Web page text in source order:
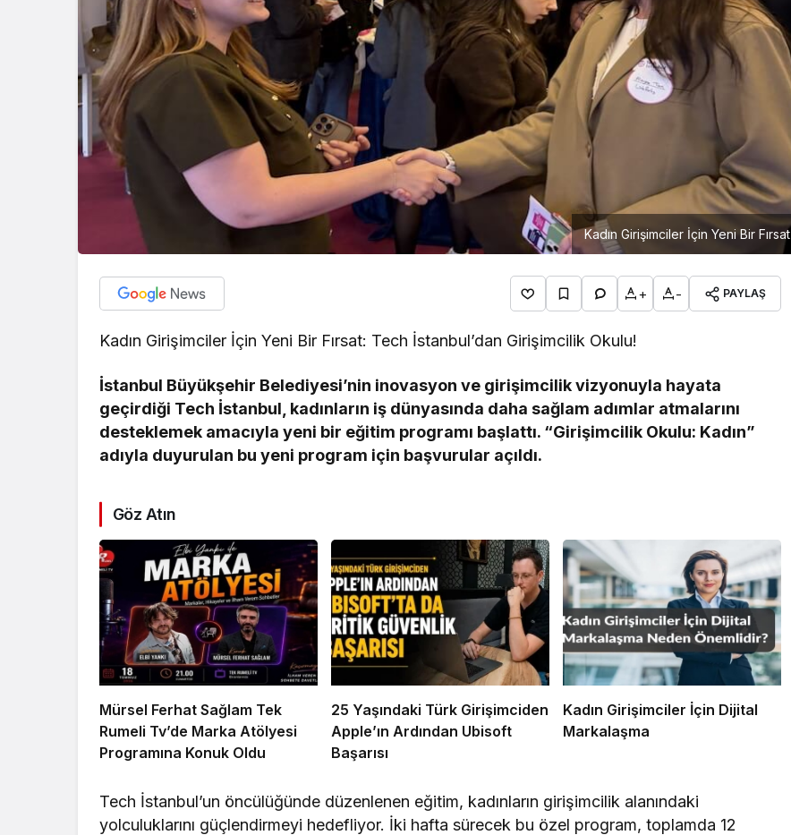
Kadın Girişimciler İçin Yeni Bir Fırsat
+ - PAYLAŞ
Kadın Girişimciler İçin Yeni Bir Fırsat: Tech İstanbul’dan Girişimcilik Okulu!
İstanbul Büyükşehir Belediyesi’nin inovasyon ve girişimcilik vizyonuyla hayata
geçirdiği Tech İstanbul, kadınların iş dünyasında daha sağlam adımlar atmalarını
desteklemek amacıyla yeni bir eğitim programı başlattı. “Girişimcilik Okulu: Kadın”
adıyla duyurulan bu yeni program için başvurular açıldı.
Göz Atın
Mürsel Ferhat Sağlam Tek
Rumeli Tv’de Marka Atölyesi
Programına Konuk Oldu
25 Yaşındaki Türk Girişimciden
Apple’ın Ardından Ubisoft
Başarısı
Kadın Girişimciler İçin Dijital
Markalaşma
Tech İstanbul’un öncülüğünde düzenlenen eğitim, kadınların girişimcilik alanındaki
yolculuklarını güçlendirmeyi hedefliyor. İki hafta sürecek bu özel program, toplamda 12
Oldu